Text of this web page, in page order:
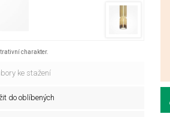
charakter.
ke stažení
do oblíbených